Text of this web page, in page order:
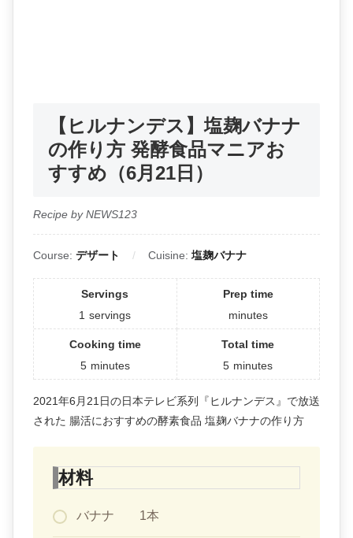
【ヒルナンデス】塩麹バナナ
の作り方 発酵食品マニアお
すすめ（6月21日）
Recipe by NEWS123
Course: デザート Cuisine: 塩麹バナナ
Servings
1 servings
Prep time
minutes
Cooking time
5 minutes
Total time
5 minutes
2021年6月21日の日本テレビ系列『ヒルナンデス』で放送
された 腸活におすすめの酵素食品 塩麹バナナの作り方
材料
バナナ 1本